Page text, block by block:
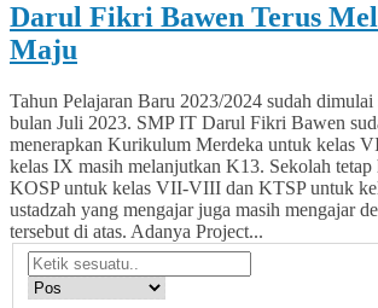
Darul Fikri Bawen Terus
Maju
Tahun Pelajaran Baru 2023/2024 sudah dimulai
bulan Juli 2023. SMP IT Darul Fikri Bawen
menerapkan Kurikulum Merdeka untuk kelas
kelas IX masih melanjutkan K13. Sekolah tetap
KOSP untuk kelas VII-VIII dan KTSP untuk
ustadzah yang mengajar juga masih mengajar
tersebut di atas. Adanya Project...